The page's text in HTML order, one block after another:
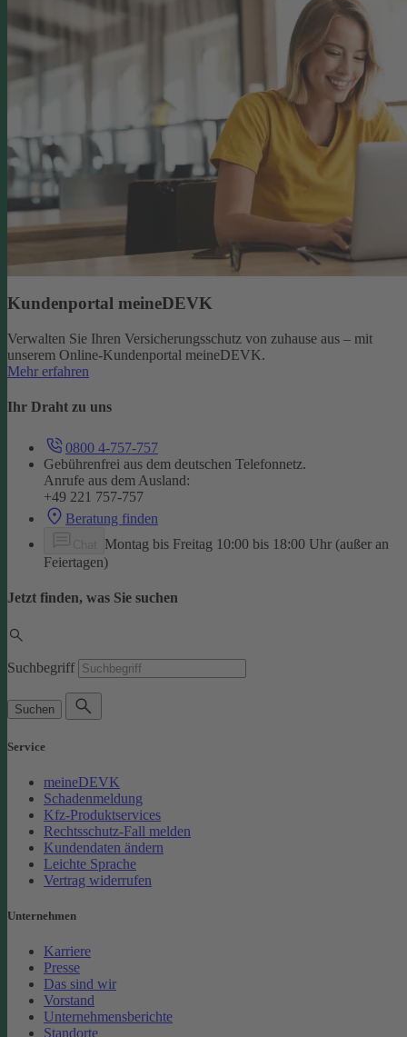
Kundenportal meineDEVK
Verwalten Sie Ihren Versicherungsschutz von zuhause aus – mit
unserem Online-Kundenportal meineDEVK.
Mehr erfahren
Ihr Draht zu uns
0800 4-757-757
Gebührenfrei aus dem deutschen Telefonnetz.
Anrufe aus dem Ausland:
+49 221 757-757
Beratung finden
Montag bis Freitag 10:00 bis 18:00 Uhr (außer an
Feiertagen)
Jetzt finden, was Sie suchen
Suchbegriff
Suchen
Service
meineDEVK
Schadenmeldung
Kfz-Produktservices
Rechtsschutz-Fall melden
Kundendaten ändern
Leichte Sprache
Vertrag widerrufen
Unternehmen
Karriere
Presse
Das sind wir
Vorstand
Unternehmensberichte
Standorte